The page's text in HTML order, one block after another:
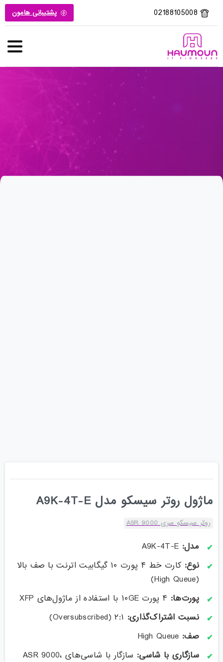
02188105008 پشتیبانی هامون
ماژول روتر سیسکو مدل A9K-4T-E
روتر سیسکو سری ASR 9000
مدل:
نوع:
کارت خط ۴ پورت ۱۰ گیگابیت اترنت با صف بالا
(High Queue)
پورت‌ها:
نسبت اشتراک‌گذاری:
صف:
سازگاری با شاسی:
سازگار با شاسی‌های ASR 9000،